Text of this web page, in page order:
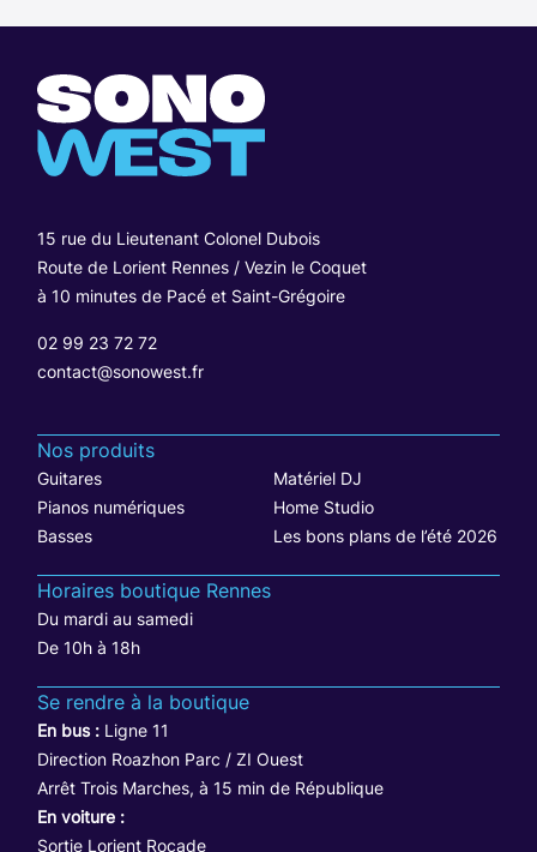
15 rue du Lieutenant Colonel Dubois
Route de Lorient Rennes / Vezin le Coquet
à 10 minutes de Pacé et Saint-Grégoire
02 99 23 72 72
contact@sonowest.fr
Nos produits
Guitares
Matériel DJ
Pianos numériques
Home Studio
Basses
Les bons plans de l’été 2026
Horaires boutique Rennes
Du mardi au samedi
De 10h à 18h
Se rendre à la boutique
En bus : Ligne 11
Direction Roazhon Parc / ZI Ouest
Arrêt Trois Marches, à 15 min de République
En voiture :
Sortie Lorient Rocade